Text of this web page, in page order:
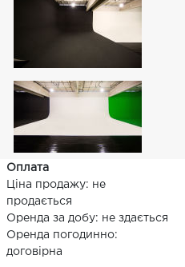
Оплата
Ціна продажу: не
продається
Оренда за добу: не здається
Оренда погодинно:
договірна